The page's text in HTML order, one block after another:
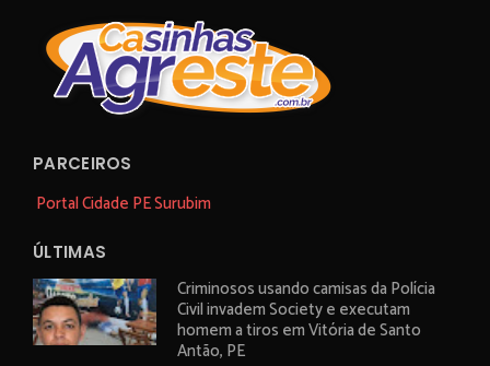
PARCEIROS
Portal Cidade PE Surubim
ÚLTIMAS
Criminosos usando camisas da Polícia
Civil invadem Society e executam
homem a tiros em Vitória de Santo
Antão, PE